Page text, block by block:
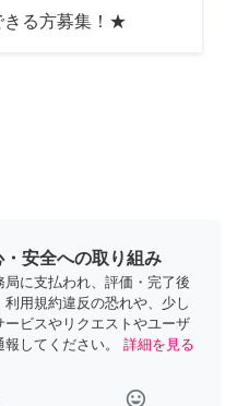
きる方募集！★
安全への取り組み
に支払われ、評価・完了後
用規約違反の恐れや、少し
ービスやリクエストやユーザ
してください。
詳細を見る
tag_faces